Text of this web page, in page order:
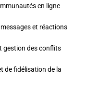
en ligne
et réactions
gestion des conflits
de fidélisation de la